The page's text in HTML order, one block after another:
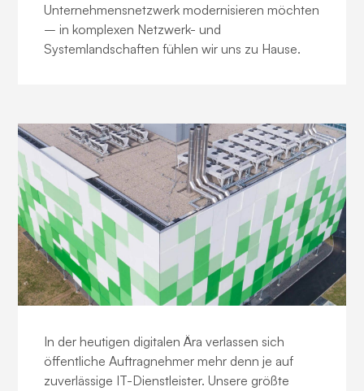
Unternehmensnetzwerk modernisieren möchten
– in komplexen Netzwerk- und
Systemlandschaften fühlen wir uns zu Hause.
In der heutigen digitalen Ära verlassen sich
öffentliche Auftragnehmer mehr denn je auf
zuverlässige IT-Dienstleister. Unsere größte